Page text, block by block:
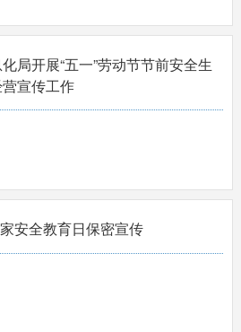
局开展“五一”劳动节节前安全生
宣传工作
安全教育日保密宣传